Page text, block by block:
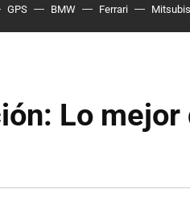
GPS BMW Ferrari
Lo mejor